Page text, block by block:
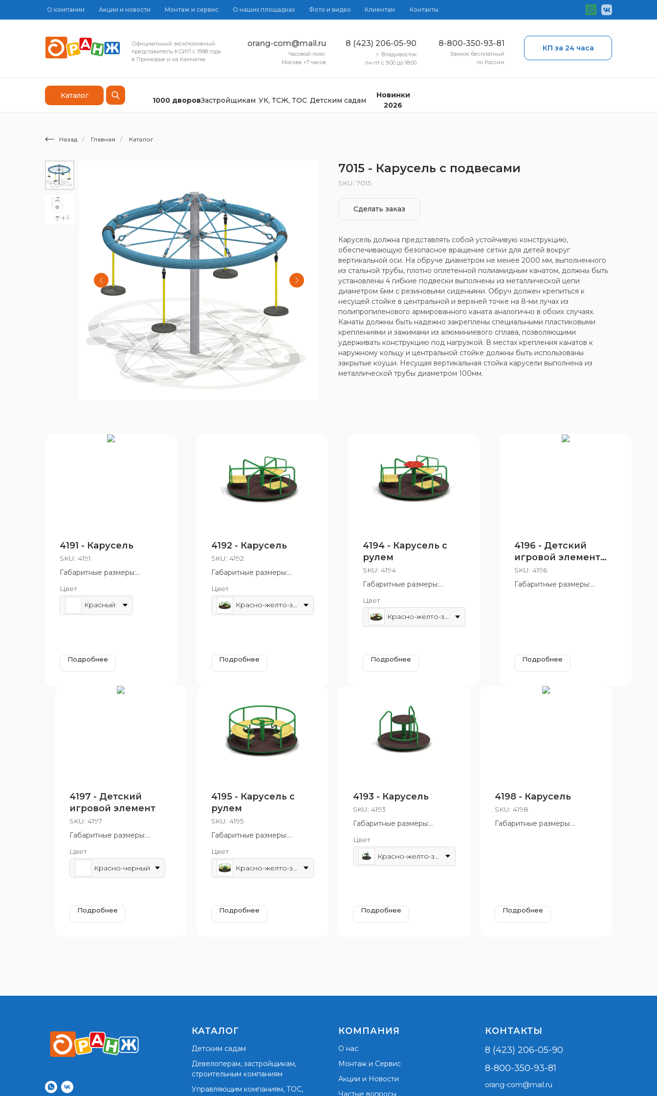
О компании Акции и новости Монтаж и сервис О наших площадках Фото и видео Клиентам Контакты
Каталог
КП за 24 часа
8 (423) 206-05-90 8-800-350-93-81
Официальный эксклюзивный
представитель КСИЛ с 1998 года
в Приморье и на Камчатке
orang-com@mail.ru
Звонок бесплатный
по России
г. Владивосток
пн-пт с 9:00 до 18:00
Часовой пояс:
Москва +7 часов
1000 дворовЗастройщикам УК, ТСЖ, ТОС Детским садам
Новинки
2026
Назад / Главная / Каталог
7015 - Карусель с подвесами
SKU: 7015
Сделать заказ
Карусель должна представлять собой устойчивую конструкцию,
обеспечивающую безопасное вращение сетки для детей вокруг
вертикальной оси. На обруче диаметром не менее 2000 мм, выполненного
из стальной трубы, плотно оплетенной полиамидным канатом, должны быть
установлены 4 гибкие подвески выполнены из металлической цепи
диаметром 6мм с резиновыми сиденьями. Обруч должен крепиться к
несущей стойке в центральной и верхней точке на 8-ми лучах из
полипропиленового армированного каната аналогично в обоих случаях.
Канаты должны быть надежно закреплены специальными пластиковыми
креплениями и зажимами из алюминиевого сплава, позволяющими
удерживать конструкцию под нагрузкой. В местах крепления канатов к
наружному кольцу и центральной стойке должны быть использованы
закрытые коуши. Несущая вертикальная стойка карусели выполнена из
металлической трубы диаметром 100мм.
4191 - Карусель
SKU: 4191
Габаритные размеры:
Возрастная группа: от 3 до
Цвет
Красный
Подробнее
4192 - Карусель
SKU: 4192
Габаритные размеры:
Возрастная группа: от 3 до
12 лет
Цвет
Красно-желто-зеленый
Подробнее
4194 - Карусель с
рулем
SKU: 4194
Габаритные размеры:
Возрастная группа: от 3 до
12 лет
Цвет
Красно-желто-зеленый
Подробнее
4196 - Детский
игровой элемент
«Колосок»
SKU: 4196
Габаритные размеры:
Подробнее
4197 - Детский
игровой элемент
SKU: 4197
Габаритные размеры:
Возрастная группа: от 3 до 7
Цвет
Красно-черный
Подробнее
4195 - Карусель с
рулем
SKU: 4195
Габаритные размеры:
Возрастная группа: от 3 до
12 лет
Цвет
Подробнее
4193 - Карусель
SKU: 4193
Габаритные размеры:
Возрастная группа: от 3 до
12 лет
Цвет
Подробнее
4198 - Карусель
SKU: 4198
Габаритные размеры:
Подробнее
КАТАЛОГ
Детским садам
Девелоперам, застройщикам,
строительным компаниям
Управляющим компаниям, ТОС,
КОМПАНИЯ
О нас
Монтаж и Сервис
Акции и Новости
Частые вопросы
КОНТАКТЫ
8 (423) 206-05-90
8-800-350-93-81
orang-com@mail.ru